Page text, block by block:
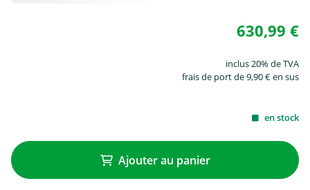
630,99 €
inclus 20% de TVA
frais de port de 9,90 € en sus
en stock
Ajouter au panier